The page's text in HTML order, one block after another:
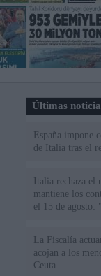
Últimas
España impone
de Italia tras el
Italia rechaza
mantiene los
el 15 de agosto:
La Fiscalía
acojan a los
Ceuta